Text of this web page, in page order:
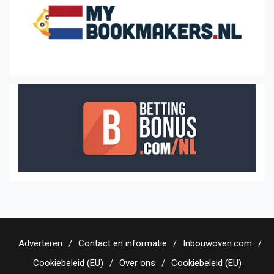
Adverteren Contact en informatie
Inbouwoven.com
Cookiebeleid (EU)
Over ons Cookiebeleid (EU)